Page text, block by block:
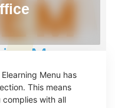
Menu has
This means
complies with all